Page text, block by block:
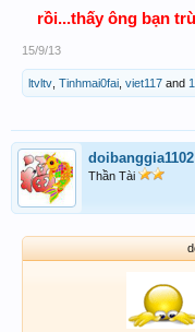
Chúc ACE
rồi...thấy ông bạn
15/9/13
ltvltv Tinhmai0fai viet117 and
doibanggia1102
Thần Tài